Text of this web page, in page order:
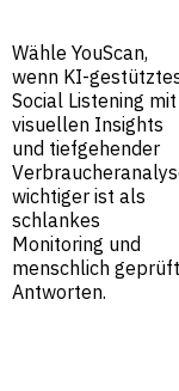
Wähle YouScan,
wenn KI-
Social Listening mit
visuellen Insights
und tiefgehender
wichtiger ist als
schlankes
Monitoring und
menschlich
Antworten.